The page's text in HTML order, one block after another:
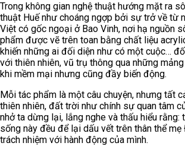
Trong không gian nghệ thuật hướng mặt ra
thuật Huế như choáng ngợp bởi sự trở về từ
Việt có gốc ngoại ở Bao Vinh, nơi hạ nguồn
phẩm được vẽ trên toan bằng chất liệu
khiến những ai đối diện như có một cuộc…
với thiên nhiên, vũ trụ thông qua những
khi mềm mại nhưng cũng đầy biến động.
Mỗi tác phẩm là một câu chuyện, nhưng tất
thiên nhiên, đất trời như chính sự quan tâm
nhở ta dừng lại, lắng nghe và thấu hiểu
sống này đều để lại dấu vết trên thân thể
trách nhiệm với hành động của mình.